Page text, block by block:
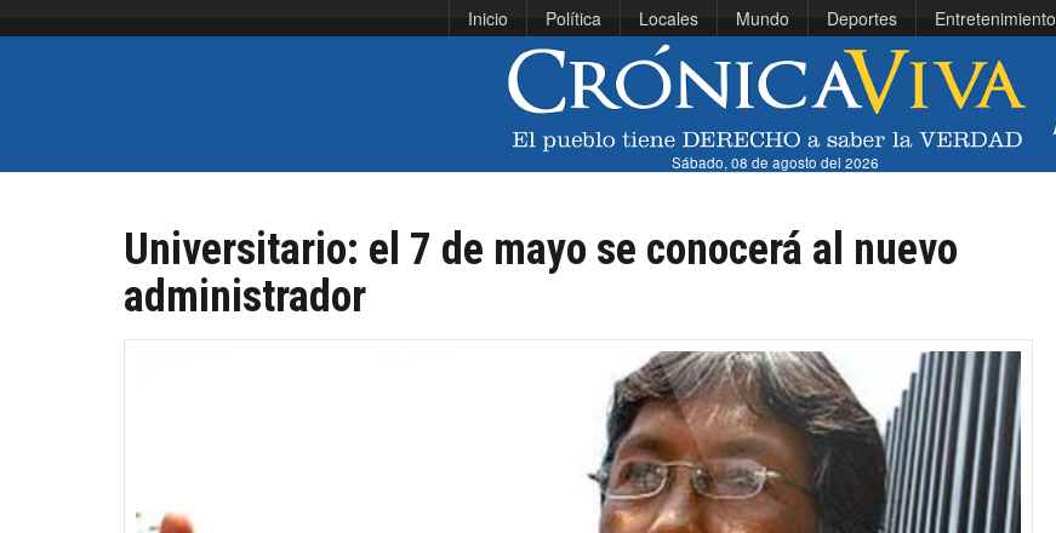
Inicio Política Locales Mundo Deportes Entretenimiento
Sábado, 08 de agosto del 2026
Universitario: el 7 de mayo se conocerá al nuevo
administrador